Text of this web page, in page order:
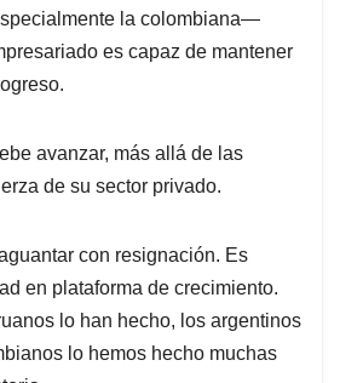
la colombiana—
es capaz de mantener
avanzar, más allá de las
de su sector privado.
con resignación. Es
en plataforma de crecimiento.
lo han hecho, los argentinos
lo hemos hecho muchas